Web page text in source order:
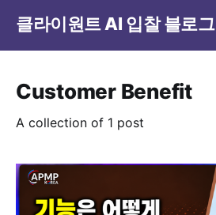
클라이원트 AI 입찰 블로그
Customer Benefit
A collection of 1 post